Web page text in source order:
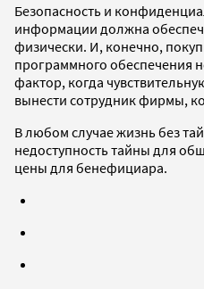
Безопасность и
информации должна
физически. И, конечно,
программного обеспечения
фактор, когда
вынести сотрудник фирмы,
В любом случае жизнь без
недоступность тайны для
цены для бенефициара.